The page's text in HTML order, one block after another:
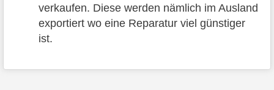
verkaufen. Diese werden nämlich im Ausland
exportiert wo eine Reparatur viel günstiger
ist.